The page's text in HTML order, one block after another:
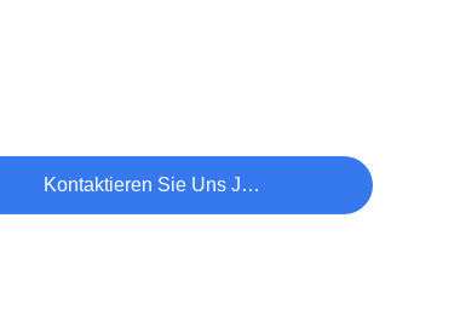
Kontaktieren Sie Uns Jetzt